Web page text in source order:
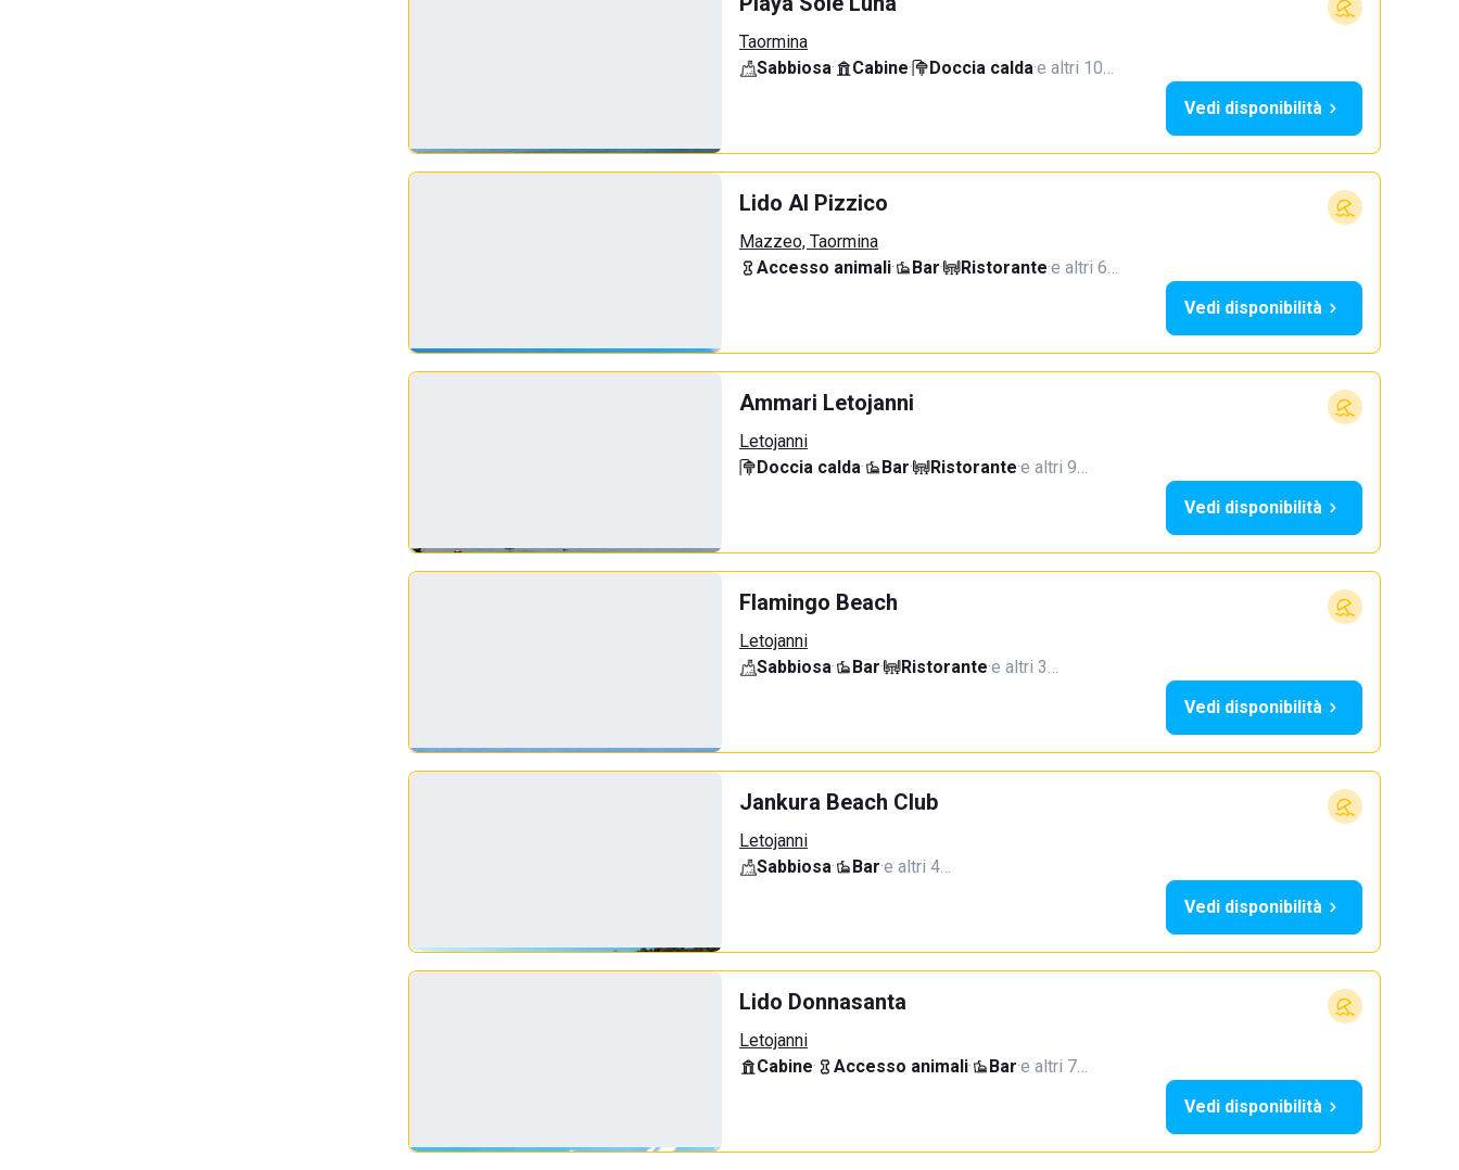
Taormina
Sabbiosa· Cabine· Doccia calda·e altri 10…
Vedi disponibilità
Lido Al Pizzico
Mazzeo, Taormina
Accesso animali· Bar· Ristorante·e altri 6…
Vedi disponibilità
Ammari Letojanni
Letojanni
Doccia calda· Bar· Ristorante·e altri 9…
Vedi disponibilità
Flamingo Beach
Letojanni
Sabbiosa· Bar· Ristorante·e altri 3…
Vedi disponibilità
Jankura Beach Club
Letojanni
Sabbiosa· Bar·e altri 4…
Vedi disponibilità
Lido Donnasanta
Letojanni
Cabine· Accesso animali· Bar·e altri 7…
Vedi disponibilità